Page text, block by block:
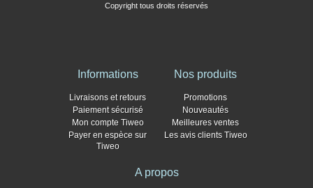
Copyright tous droits réservés
Informations
Livraisons et retours
Paiement sécurisé
Mon compte Tiweo
Payer en espèce sur
Tiweo
Nos produits
Promotions
Nouveautés
Meilleures ventes
Les avis clients Tiweo
A propos